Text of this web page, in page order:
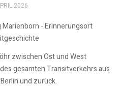
2026
- Erinnerungsort
zwischen Ost und West
gesamten Transitverkehrs aus
und zurück.